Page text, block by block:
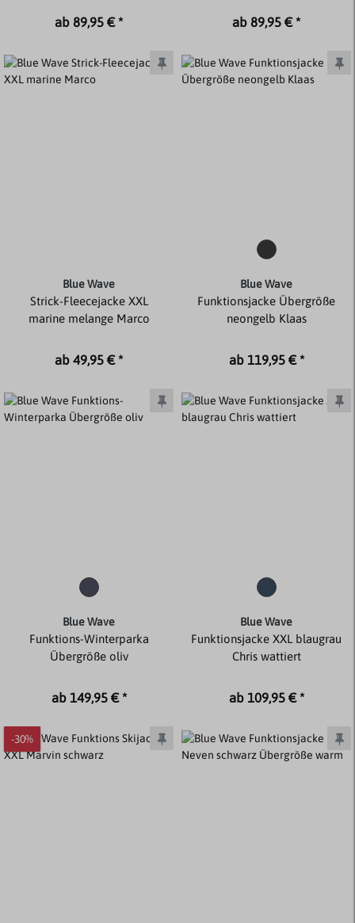
ab 89,95 € * ab 89,95 € *
Blue Wave
Strick-Fleecejacke XXL
marine melange Marco
ab 49,95 € *
Blue Wave
Funktionsjacke Übergröße
neongelb Klaas
ab 119,95 € *
Blue Wave
Funktions-Winterparka
Übergröße oliv
ab 149,95 € *
Blue Wave
Funktionsjacke XXL blaugrau
Chris wattiert
ab 109,95 € *
-30%